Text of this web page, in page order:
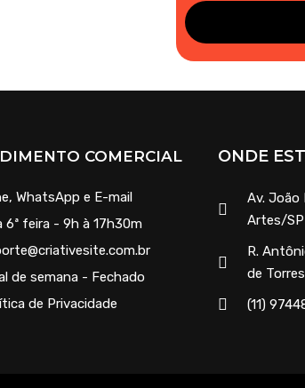
COMERCIAL
WhatsApp e E-mail
6ª feira - 9h à 17h30m
de semana - Fechado
de Privacidade
ONDE
Av. João
Artes/SP
R.
de
(11)